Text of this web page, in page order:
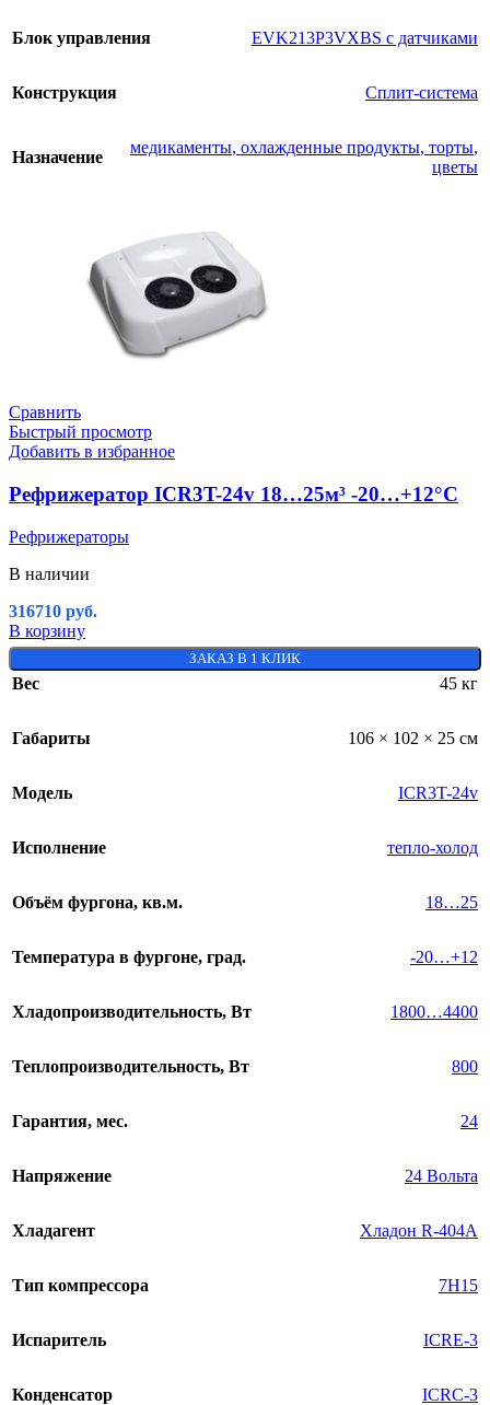
Блок управления EVK213P3VXBS с датчиками
Конструкция Сплит-система
Назначение
медикаменты, охлажденные продукты, торты,
цветы
Сравнить
Быстрый просмотр
Добавить в избранное
Рефрижератор ICR3T-24v 18…25м³ -20…+12°C
Рефрижераторы
В наличии
316710 руб.
В корзину
ЗАКАЗ В 1 КЛИК
Вес 45 кг
Габариты 106 × 102 × 25 см
Модель ICR3T-24v
Исполнение тепло-холод
Объём фургона, кв.м. 18…25
Температура в фургоне, град. -20…+12
Хладопроизводительность, Вт 1800…4400
Теплопроизводительность, Вт 800
Гарантия, мес. 24
Напряжение 24 Вольта
Хладагент Хладон R-404A
Тип компрессора 7H15
Испаритель ICRE-3
Конденсатор ICRC-3